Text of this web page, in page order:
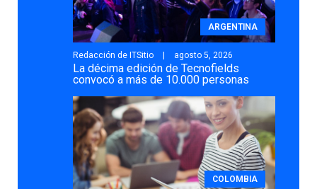
ARGENTINA
Redacción de ITSitio agosto 5, 2026
La décima edición de Tecnofields
convocó a más de 10.000 personas
COLOMBIA